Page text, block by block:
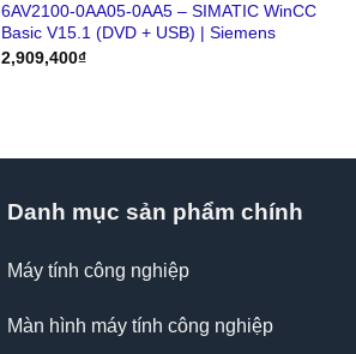
6AV2100-0AA05-0AA5 – SIMATIC WinCC
Basic V15.1 (DVD + USB) | Siemens
2,909,400₫
Danh mục sản phẩm chính
Máy tính công nghiệp
Màn hình máy tính công nghiệp